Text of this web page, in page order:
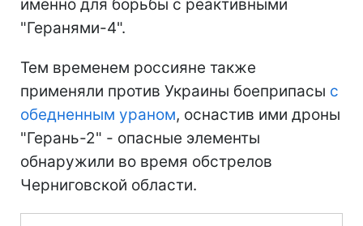
именно для борьбы с реактивными
"Геранями-4".
Тем временем россияне также
применяли против Украины боеприпасы с
обедненным ураном, оснастив ими дроны
"Герань-2" - опасные элементы
обнаружили во время обстрелов
Черниговской области.